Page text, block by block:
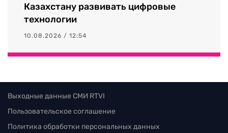
Казахстану развивать цифровые
технологии
10.08.2026 / 12:54
Выходные данные СМИ RTVI
Пользовательское соглашение
Политика обработки персональных данных